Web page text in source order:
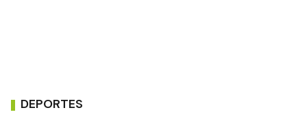
DEPORTES